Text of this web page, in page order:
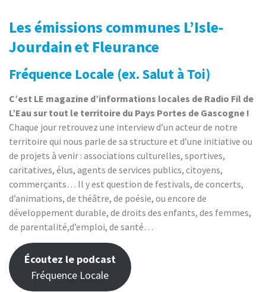
Les émissions communes L’Isle-
Jourdain et Fleurance
Fréquence Locale (ex. Salut à Toi)
C’est LE magazine d’informations locales de Radio Fil de
L’Eau sur tout le territoire du Pays Portes de Gascogne !
Chaque jour retrouvez une interview d’un acteur de notre
territoire qui nous parle de sa structure et d’une initiative ou
de projets à venir : associations culturelles, sportives,
caritatives, élus, agents de services publics, citoyens,
commerçants… Il y est question de festivals, de concerts,
d’animations, de théâtre, de poésie, ou encore de
développement durable, de droits des enfants, des femmes,
de parentalité,d’emploi, de santé…
Écoutez le podcast
Fréquence Locale